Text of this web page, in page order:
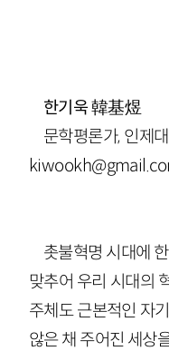
한기욱韓基煜
문학평론가, 인제
촛불혁명 시대에
맞추어 우리 시대의
주체도 근본적인 자
않은 채 주어진 세상